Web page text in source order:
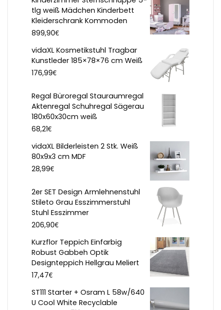
tlg weiß Mädchen Kinderbett
Kleiderschrank Kommoden
899,90€
vidaXL Kosmetikstuhl Tragbar
Kunstleder 185×78×76 cm Weiß
176,99€
Regal Büroregal Stauraumregal
Aktenregal Schuhregal Sägerau
180x60x30cm weiß
68,21€
vidaXL Bilderleisten 2 Stk. Weiß
80x9x3 cm MDF
28,99€
2er SET Design Armlehnenstuhl
Stileto Grau Esszimmerstuhl
Stuhl Esszimmer
206,90€
Kurzflor Teppich Einfarbig
Robust Gabbeh Optik
Designteppich Hellgrau Meliert
17,47€
ST111 Starter + Osram L 58w/640
U Cool White Recyclable